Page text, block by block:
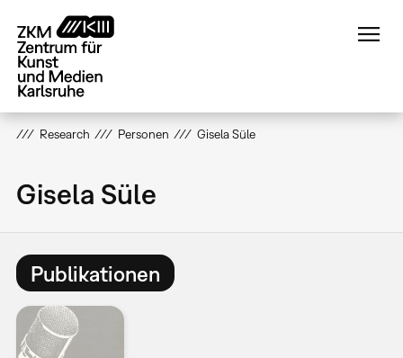
zum
Inhalt
Research Personen Gisela Süle
Gisela Süle
Publikationen